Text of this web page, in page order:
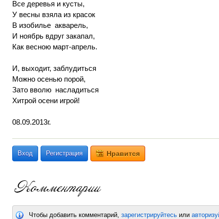
Все деревья и кусты,
У весны взяла из красок
В изобилье акварель,
И ноябрь вдруг закапал,
Как весною март-апрель.
И, выходит, заблудиться
Можно осенью порой,
Зато вволю насладиться
Хитрой осени игрой!
08.09.2013г.
Вход Регистрация Нравится
Чтобы добавить комментарий, зарегистрируйтесь или